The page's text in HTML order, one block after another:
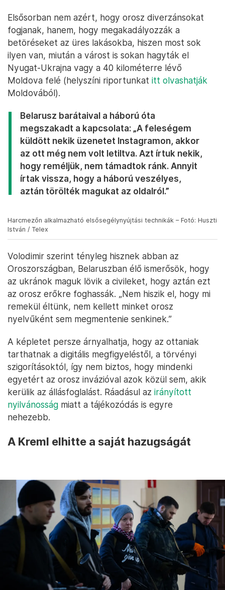
Elsősorban nem azért, hogy orosz diverzánsokat
fogjanak, hanem, hogy megakadályozzák a
betöréseket az üres lakásokba, hiszen most sok
ilyen van, miután a várost is sokan hagyták el
Nyugat-Ukrajna vagy a 40 kilométerre lévő
Moldova felé (helyszíni riportunkat itt olvashatják
Moldovából).
Belarusz barátaival a háború óta
megszakadt a kapcsolata: „A feleségem
küldött nekik üzenetet Instagramon, akkor
az ott még nem volt letiltva. Azt írtuk nekik,
hogy reméljük, nem támadtok ránk. Annyit
írtak vissza, hogy a háború veszélyes,
aztán törölték magukat az oldalról.”
Harcmezőn alkalmazható elsősegélynyújtási technikák – Fotó: Huszti
István / Telex
Volodimir szerint tényleg hisznek abban az
Oroszországban, Belaruszban élő ismerősök, hogy
az ukránok maguk lövik a civileket, hogy aztán ezt
remekül éltünk, nem kellett minket orosz
A képletet persze árnyalhatja, hogy az ottaniak
tarthatnak a digitális megfigyeléstől, a törvényi
szigorításoktól, így nem biztos, hogy mindenki
egyetért az orosz invázióval azok közül sem, akik
kerülik az állásfoglalást. Ráadásul azirányított
nyilvánosság
miatt a tájékozódás is egyre
A Kreml elhitte a saját hazugságát